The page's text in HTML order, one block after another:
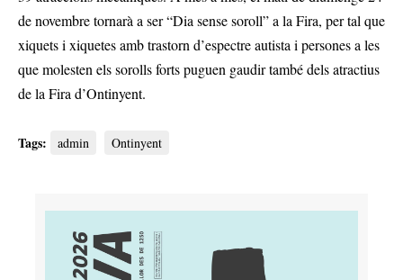
de novembre tornarà a ser “Dia sense soroll” a la Fira, per tal que
xiquets i xiquetes amb trastorn d’espectre autista i persones a les
que molesten els sorolls forts puguen gaudir també dels atractius
de la Fira d’Ontinyent.
Tags: admin Ontinyent